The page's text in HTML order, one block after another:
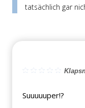
tatsächlich gar
Suuuuuper!?